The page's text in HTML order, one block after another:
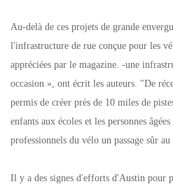
Au-delà de ces projets de grande
l'infrastructure de rue conçue pour les
appréciées par le magazine. -une
occasion », ont écrit les auteurs. "De
permis de créer près de 10 miles de
enfants aux écoles et les personnes
professionnels du vélo un passage sûr
Il y a des signes d'efforts d'Austin pour